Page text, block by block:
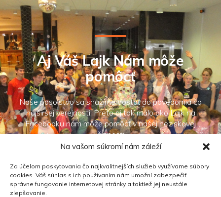
Na vašom súkromí nám záleží
Za účelom poskytovania čo najkvalitnejších služieb využívame súbory
cookies. Váš súhlas s ich používaním nám umožní zabezpečiť
správne fungovanie internetovej stránky a taktiež jej neustále
zlepšovanie.
Aj Váš Lajk Nám môže
pomôcť
Naše posolstvo sa snažíme dostať do povedomia čo
najširšej verejnosti. Preto aj tak málo ako Lajk na
Facebooku nám môže pomôcť v našej neziskovej
činnosti